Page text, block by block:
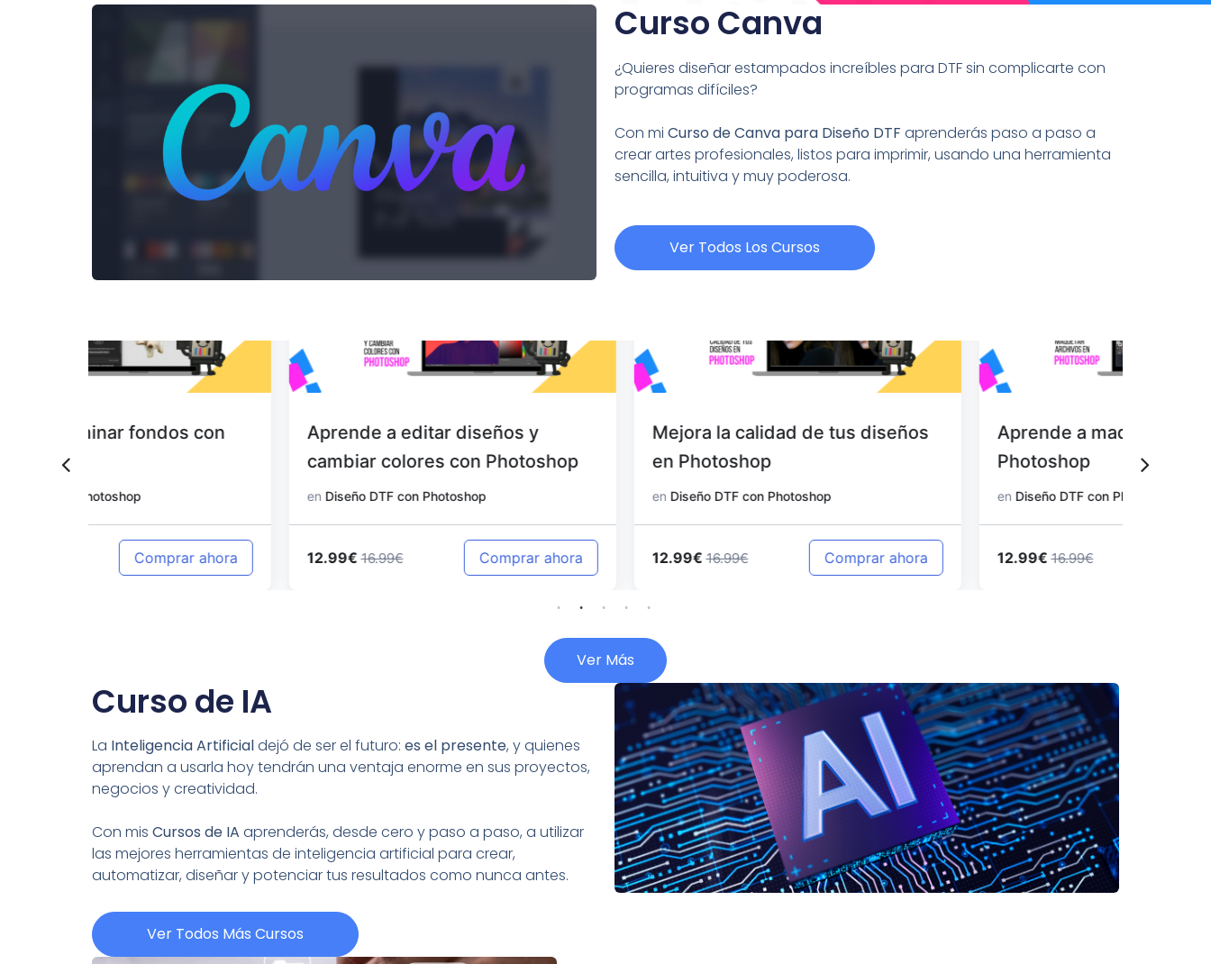
Curso Canva
¿Quieres diseñar estampados increíbles para DTF sin complicarte con
programas difíciles?
Con mi Curso de Canva para Diseño DTF aprenderás paso a paso a
crear artes profesionales, listos para imprimir, usando una herramienta
sencilla, intuitiva y muy poderosa.
Ver Todos Los Cursos
Aprende a editar diseños y
cambiar colores con Photoshop
en Diseño DTF con Photoshop
12.99€ 16.99€ Comprar ahora
Mejora la calidad de tus diseños
en Photoshop
en Diseño DTF con Photoshop
12.99€ 16.99€ Comprar ahora
Aprende a maquetar archivos en
en Diseño DTF con Photoshop
12.99€ 16.99€ Comprar ahora
Ver Más
Curso de IA
La Inteligencia Artificialdejó de ser el futuro: es el presente, y quienes
aprendan a usarla hoy tendrán una ventaja enorme en sus proyectos,
negocios y creatividad.
Con mis Cursos de IA aprenderás, desde cero y paso a paso, a utilizar
las mejores herramientas de inteligencia artificial para crear,
automatizar, diseñar y potenciar tus resultados como nunca antes.
Ver Todos Más Cursos